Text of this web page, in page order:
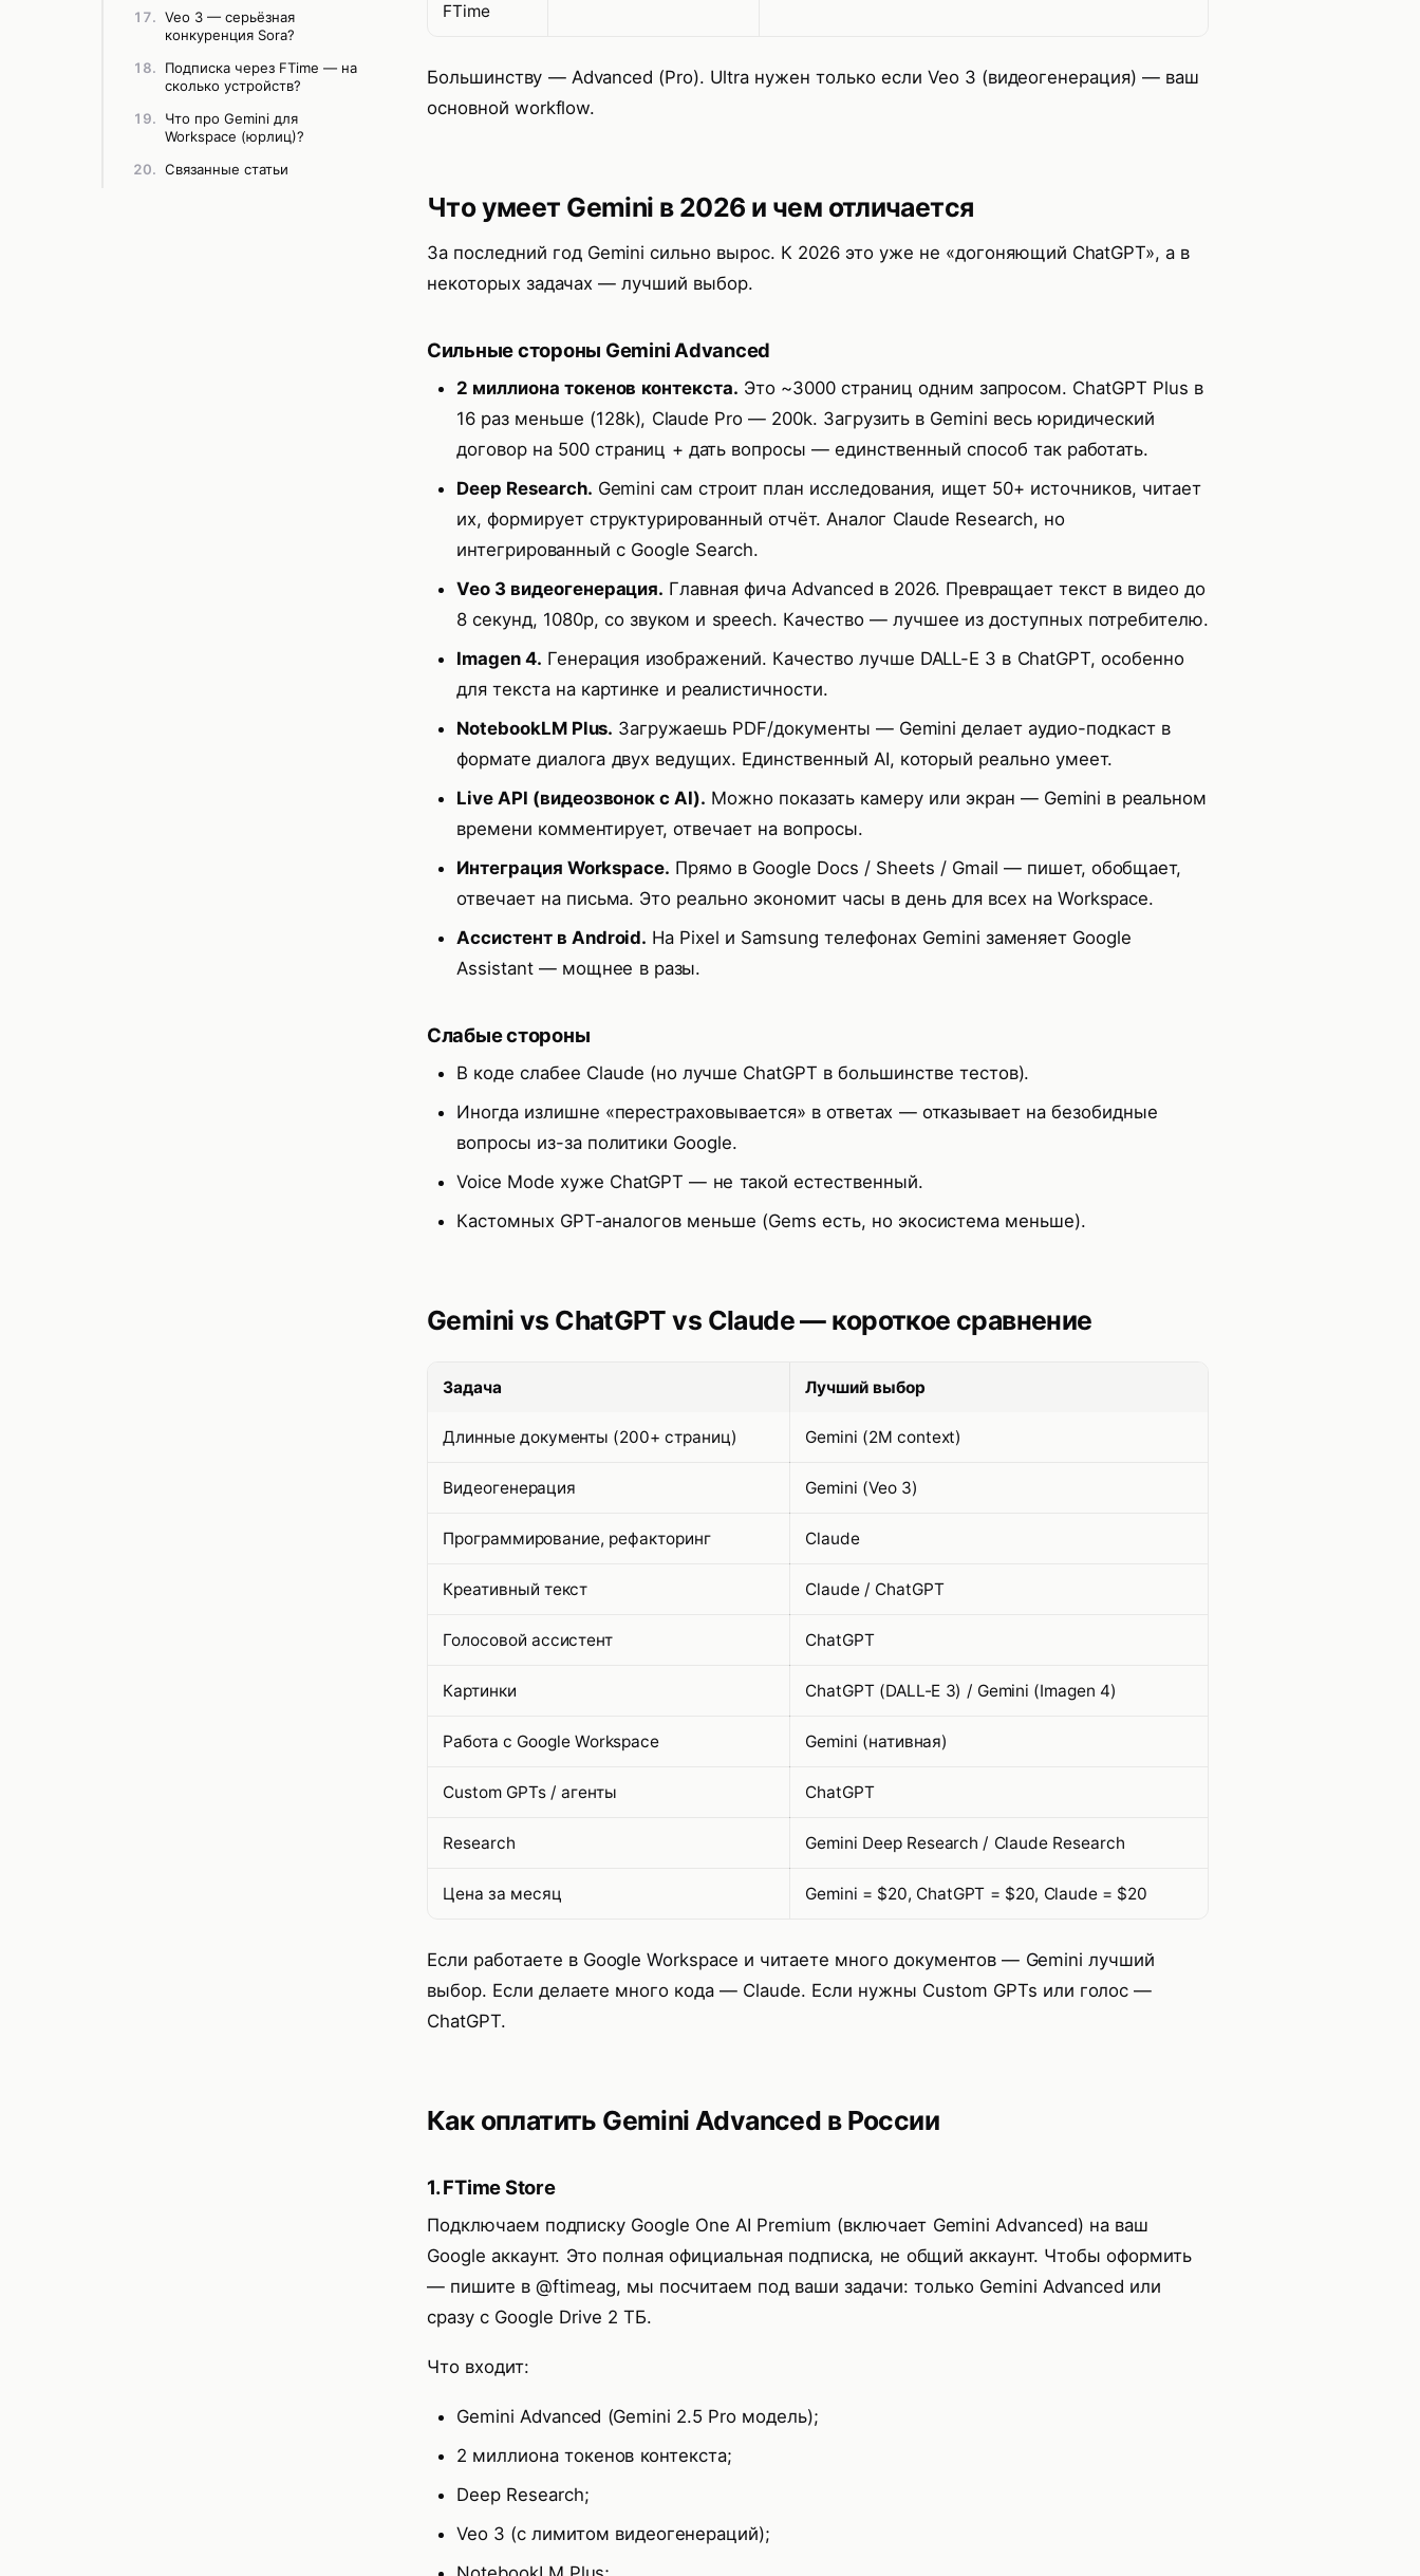
Veo 3 — серьёзная
конкуренция Sora?
Подписка через FTime — на
сколько устройств?
Что про Gemini для
Workspace (юрлиц)?
Связанные статьи
FTime
Большинству — Advanced (Pro). Ultra нужен только если Veo 3 (видеогенерация) — ваш
основной workflow.
Что умеет Gemini в 2026 и чем отличается
За последний год Gemini сильно вырос. К 2026 это уже не «догоняющий ChatGPT», а в
некоторых задачах — лучший выбор.
Сильные стороны Gemini Advanced
2 миллиона токенов контекста. Это ~3000 страниц одним запросом. ChatGPT Plus в
16 раз меньше (128k), Claude Pro — 200k. Загрузить в Gemini весь юридический
договор на 500 страниц + дать вопросы — единственный способ так работать.
Deep Research. Gemini сам строит план исследования, ищет 50+ источников, читает
их, формирует структурированный отчёт. Аналог Claude Research, но
интегрированный с Google Search.
Veo 3 видеогенерация. Главная фича Advanced в 2026. Превращает текст в видео до
8 секунд, 1080p, со звуком и speech. Качество — лучшее из доступных потребителю.
Imagen 4. Генерация изображений. Качество лучше DALL-E 3 в ChatGPT, особенно
для текста на картинке и реалистичности.
NotebookLM Plus. Загружаешь PDF/документы — Gemini делает аудио-подкаст в
формате диалога двух ведущих. Единственный AI, который реально умеет.
Live API (видеозвонок с AI). Можно показать камеру или экран — Gemini в реальном
времени комментирует, отвечает на вопросы.
Интеграция Workspace. Прямо в Google Docs / Sheets / Gmail — пишет, обобщает,
отвечает на письма. Это реально экономит часы в день для всех на Workspace.
Ассистент в Android. На Pixel и Samsung телефонах Gemini заменяет Google
Assistant — мощнее в разы.
Слабые стороны
В коде слабее Claude (но лучше ChatGPT в большинстве тестов).
Иногда излишне «перестраховывается» в ответах — отказывает на безобидные
вопросы из-за политики Google.
Voice Mode хуже ChatGPT — не такой естественный.
Кастомных GPT-аналогов меньше (Gems есть, но экосистема меньше).
Gemini vs ChatGPT vs Claude — короткое сравнение
Задача Лучший выбор
Длинные документы (200+ страниц) Gemini (2M context)
Видеогенерация Gemini (Veo 3)
Программирование, рефакторинг Claude
Креативный текст Claude / ChatGPT
Голосовой ассистент ChatGPT
Картинки ChatGPT (DALL-E 3) / Gemini (Imagen 4)
Работа с Google Workspace Gemini (нативная)
Custom GPTs / агенты ChatGPT
Research Gemini Deep Research / Claude Research
Цена за месяц Gemini = $20, ChatGPT = $20, Claude = $20
Если работаете в Google Workspace и читаете много документов — Gemini лучший
выбор. Если делаете много кода — Claude. Если нужны Custom GPTs или голос —
ChatGPT.
Как оплатить Gemini Advanced в России
1. FTime Store
Подключаем подписку Google One AI Premium (включает Gemini Advanced) на ваш
Google аккаунт. Это полная официальная подписка, не общий аккаунт. Чтобы оформить
— пишите в @ftimeag, мы посчитаем под ваши задачи: только Gemini Advanced или
сразу с Google Drive 2 ТБ.
Что входит:
Gemini Advanced (Gemini 2.5 Pro модель);
2 миллиона токенов контекста;
Deep Research;
Veo 3 (с лимитом видеогенераций);